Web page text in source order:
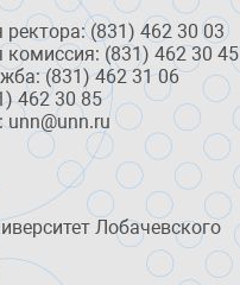
ректора: (831) 462 30 03
комиссия: (831) 462 30 45
(831) 462 31 06
462 30 85
unn@unn.ru
Лобачевского